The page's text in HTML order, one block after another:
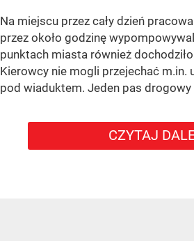
Na miejscu przez cały dzień
przez około godzinę
punktach miasta również
Kierowcy nie mogli przejechać m.in.
pod wiaduktem. Jeden pas drogowy
CZYTAJ